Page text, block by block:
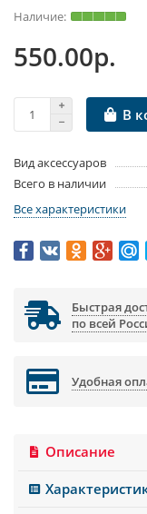
550.00р.
В
Вид аксессуаров
Всего в наличии
Все характеристики
Быстрая
по всей
Удобная
Описание